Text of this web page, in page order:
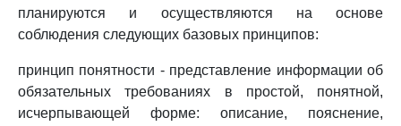
планируются и осуществляются на основе
соблюдения следующих базовых принципов:
принцип понятности - представление информации об
обязательных требованиях в простой, понятной,
исчерпывающей форме: описание, пояснение,